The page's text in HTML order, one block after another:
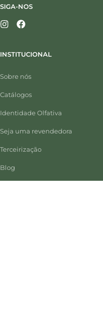
SIGA-NOS
INSTITUCIONAL
Sobre nós
Catálogos
Identidade Olfativa
Seja uma revendedora
Terceirização
Blog